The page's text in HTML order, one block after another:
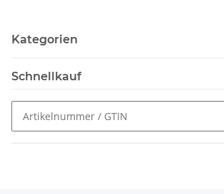
Kategorien
Schnellkauf